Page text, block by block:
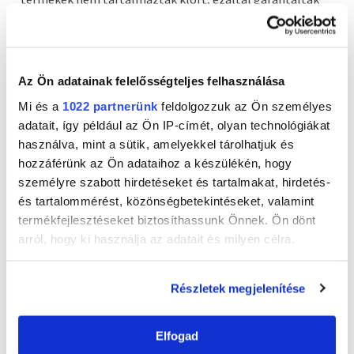
Az Ön adatainak felelősségteljes felhasználása
Mi és a 1022 partnerünk feldolgozzuk az Ön személyes
adatait, így például az Ön IP-címét, olyan technológiákat
használva, mint a sütik, amelyekkel tárolhatjuk és
hozzáférünk az Ön adataihoz a készülékén, hogy
személyre szabott hirdetéseket és tartalmakat, hirdetés-
és tartalommérést, közönségbetekintéseket, valamint
termékfejlesztéseket biztosíthassunk Önnek. Ön dönt
arról, hogy ki használja az adatait és milyen célra.
elhelyezkedéséről pár méteres pontossággal
Az Ön készülékén beazonosítása annak konkrét
Részletek megjelenítése
Elfogad
hatékonyabb és a fogyasztók igényeinek egyre inkább
megfelelő termékeket kínáljon. A SANYTOL termékcsalád
hatékony és praktikus megoldások széles választékát
kínálja a tisztításhoz és a fertőtlenítéshez: a fertőtlenítő
mosószeradaléktól a fürdőszobai vízkőoldóig, a konyhai
zsíroldótól az alkoholos kézfertőtlenítő gélig minden
bizonnyal Ön is megtalálja az igényeinek megfelelő
terméket. Már csak azért is, mert a termékcsalád
folyamatosan új termékekkel bővül!
hatékonyabb és a fogyasztók igényeinek egyre
inkább megfelelő termékeket kínáljon